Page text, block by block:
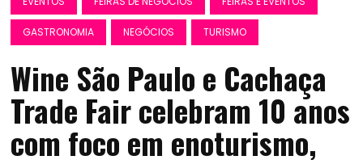
GASTRONOMIA NEGÓCIOS TURISMO
Wine São Paulo e Cachaça
Trade Fair celebram 10 anos
com foco em enoturismo,